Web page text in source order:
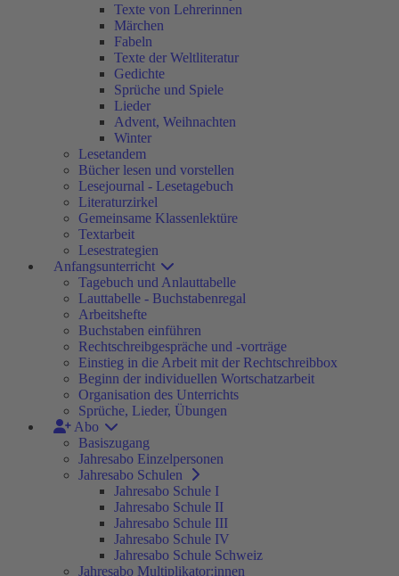
Texte von Lehrerinnen
Märchen
Fabeln
Texte der Weltliteratur
Gedichte
Sprüche und Spiele
Lieder
Advent, Weihnachten
Winter
Lesetandem
Bücher lesen und vorstellen
Lesejournal - Lesetagebuch
Literaturzirkel
Gemeinsame Klassenlektüre
Textarbeit
Lesestrategien
Anfangsunterricht
Tagebuch und Anlauttabelle
Lauttabelle - Buchstabenregal
Arbeitshefte
Buchstaben einführen
Rechtschreibgespräche und -vorträge
Einstieg in die Arbeit mit der Rechtschreibbox
Beginn der individuellen Wortschatzarbeit
Organisation des Unterrichts
Sprüche, Lieder, Übungen
Abo
Basiszugang
Jahresabo Einzelpersonen
Jahresabo Schulen
Jahresabo Schule I
Jahresabo Schule II
Jahresabo Schule III
Jahresabo Schule IV
Jahresabo Schule Schweiz
Jahresabo Multiplikator:innen